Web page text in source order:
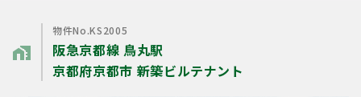
home_work
物件No.KS2005
阪急京都線 鳥丸駅
京都府京都市 新築ビルテナント